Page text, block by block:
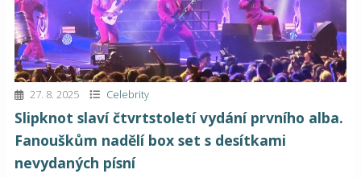
27. 8. 2025 Celebrity
Slipknot slaví čtvrtstoletí vydání prvního alba.
Fanouškům nadělí box set s desítkami
nevydaných písní